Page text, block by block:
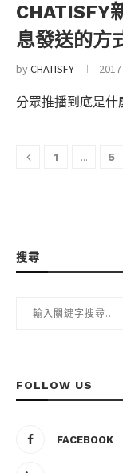
CHATISFY
息發送的方
byCHATISFY
分眾推播到底是什
1 ... 5
搜尋
FOLLOW US
FACEBOOK